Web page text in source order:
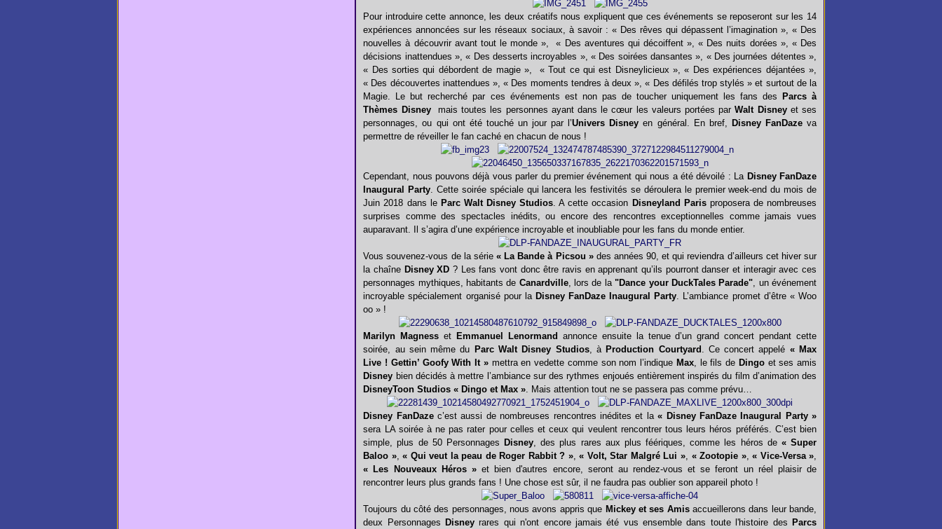
Pour introduire cette annonce, les deux créatifs nous expliquent que ces événements se reposeront sur les 14
expériences annoncées sur les réseaux sociaux, à savoir : « Des rêves qui dépassent l’imagination », « Des
nouvelles à découvrir avant tout le monde », « Des aventures qui décoiffent », « Des nuits dorées », « Des
décisions inattendues », « Des desserts incroyables », « Des soirées dansantes », « Des journées détentes »,
« Des sorties qui débordent de magie », « Tout ce qui est Disneylicieux », « Des expériences déjantées »,
« Des découvertes inattendues », « Des moments tendres à deux », « Des défilés trop stylés » et surtout de la
Magie. Le but recherché par ces événements est non pas de toucher uniquement les fans des
Parcs à
Thèmes Disney
mais toutes les personnes ayant dans le cœur les valeurs portées parWalt Disneyet ses
personnages, ou qui ont été touché un jour par l’Univers Disney en général. En bref, Disney FanDazeva
permettre de réveiller le fan caché en chacun de nous !
Cependant, nous pouvons déjà vous parler du premier événement qui nous a été dévoilé : La Disney FanDaze
Inaugural Party. Cette soirée spéciale qui lancera les festivités se déroulera le premier week-end du mois de
Juin 2018 dans le Parc Walt Disney Studios. A cette occasion Disneyland Parisproposera de nombreuses
surprises comme des spectacles inédits, ou encore des rencontres exceptionnelles comme jamais vues
auparavant. Il s’agira d’une expérience incroyable et inoubliable pour les fans du monde entier.
Vous souvenez-vous de la série « La Bande à Picsou »des années 90, et qui reviendra d’ailleurs cet hiver sur
la chaîne Disney XD ? Les fans vont donc être ravis en apprenant qu’ils pourront danser et interagir avec ces
personnages mythiques, habitants de Canardville, lors de la"Dance your DuckTales Parade", un événement
incroyable spécialement organisé pour la Disney FanDaze Inaugural Party. L’ambiance promet d’être « Woo
oo » !
Marilyn Magness et Emmanuel Lenormand annonce ensuite la tenue d’un grand concert pendant cette
soirée, au sein même du Parc Walt Disney Studios, àProduction Courtyard . Ce concert appelé « Max
Live ! Gettin’ Goofy With It »mettra en vedette comme son nom l’indique Max, le fils de Dingoet ses amis
Disney bien décidés à mettre l’ambiance sur des rythmes enjoués entièrement inspirés du film d’animation des
DisneyToon Studios « Dingo et Max ». Mais attention tout ne se passera pas comme prévu…
Disney FanDazec’est aussi de nombreuses rencontres inédites et la« Disney FanDaze Inaugural Party »
sera LA soirée à ne pas rater pour celles et ceux qui veulent rencontrer tous leurs héros préférés. C’est bien
simple, plus de 50 Personnages Disney, des plus rares aux plus féériques, comme les héros de « Super
Baloo »,« Qui veut la peau de Roger Rabbit ? »,« Volt, Star Malgré Lui », « Zootopie »,« Vice-Versa »,
« Les Nouveaux Héros »et bien d'autres encore, seront au rendez-vous et se feront un réel plaisir de
rencontrer leurs plus grands fans ! Une chose est sûr, il ne faudra pas oublier son appareil photo !
Toujours du côté des personnages, nous avons appris que Mickey et ses Amisaccueillerons dans leur bande,
deux Personnages Disney rares qui n'ont encore jamais été vus ensemble dans toute l'histoire des Parcs